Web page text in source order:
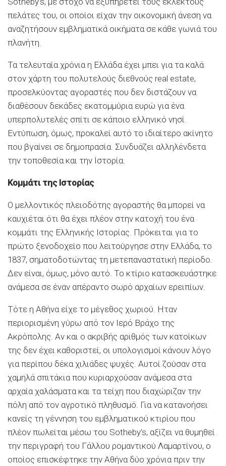
πελάτες του, οι οποίοι είχαν την οικονομική άνεση να
αναζητήσουν εμβληματικά οικήματα σε κάθε γωνιά του
πλανήτη.
Τα τελευταία χρόνια η Ελλάδα έχει μπει για τα καλά
στον χάρτη του πολυτελούς διεθνούς real estate,
προσελκύοντας αγοραστές που δεν διστάζουν να
διαθέσουν δεκάδες εκατομμύρια ευρώ για ένα
υπερπολυτελές σπίτι σε κάποιο ελληνικό νησί.
Εντύπωση, όμως, προκαλεί αυτό το ιδιαίτερο ακίνητο
που βγαίνει σε δημοπρασία. Συνδυάζει αλληλένδετα
την τοποθεσία και την Ιστορία.
Κομμάτι της Ιστορίας
Ο μελλοντικός πλειοδότης αγοραστής θα μπορεί να
καυχιέται ότι θα έχει πλέον στην κατοχή του ένα
κομμάτι της Ελληνικής Ιστορίας. Πρόκειται για το
πρώτο ξενοδοχείο που λειτούργησε στην Ελλάδα, το
1837, σηματοδοτώντας τη μετεπαναστατική περίοδο.
Δεν είναι, όμως, μόνο αυτό. Το κτίριο κατασκευάστηκε
ανάμεσα σε έναν απέραντο σωρό αρχαίων ερειπίων.
Τότε η Αθήνα είχε το μέγεθος χωριού. Ηταν
περιορισμένη γύρω από τον Ιερό Βράχο της
Ακρόπολης. Αν και ο ακριβής αριθμός των κατοίκων
της δεν έχει καθοριστεί, οι υπολογισμοί κάνουν λόγο
για περίπου δέκα χιλιάδες ψυχές. Αυτοί ζούσαν στα
χαμηλά σπιτάκια που κυριαρχούσαν ανάμεσα στα
αρχαία χαλάσματα και τα τείχη που διαχώριζαν την
πόλη από τον αγροτικό πληθυσμό. Για να κατανοήσει
κανείς τη γέννηση του εμβληματικού κτιρίου που
πλέον πωλείται μέσω του Sotheby’s, αξίζει να θυμηθεί
την περιγραφή του Γάλλου ρομαντικού Λαμαρτίνου, ο
οποίος επισκέφτηκε την Αθήνα δύο χρόνια πριν την